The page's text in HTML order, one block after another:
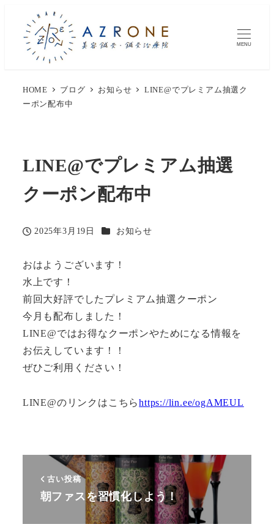
MENU
HOME ブログ お知らせ
LINE@でプレミアム抽選ク
ーポン配布中
LINE@でプレミアム抽選
クーポン配布中
投稿日
2025年3月19日 カテゴリー
お知らせ
おはようございます！
水上です！
前回大好評でしたプレミアム抽選クーポン
今月も配布しました！
LINE@ではお得なクーポンやためになる情報を
お伝えしています！！
ぜひご利用ください！
LINE@のリンクはこちらhttps://lin.ee/ogAMEUL
古い投稿
朝ファスを習慣化しよう！